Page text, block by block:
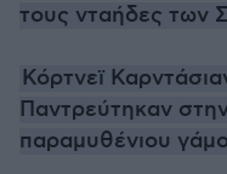
τους νταήδες των
Κόρτνεϊ
Παντρεύτηκαν
παραμυθένιου